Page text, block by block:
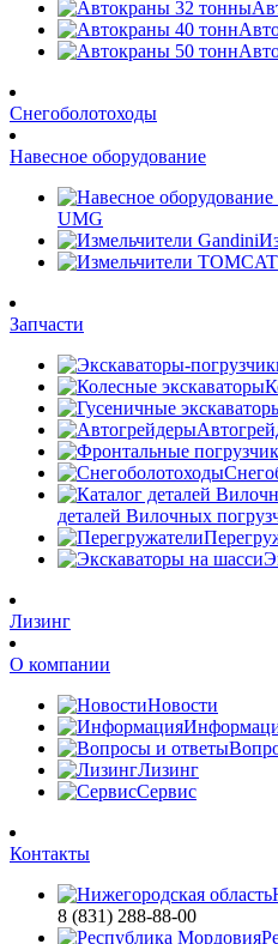
Снегоболотоходы
Навесное оборудование
UMG
Запчасти
деталей Вилочных
Лизинг
О компании
Новости
Лизинг
Сервис
Контакты
8 (831) 288-88-00